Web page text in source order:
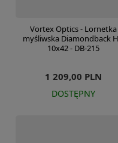
Vortex Optics - Lornetka
myśliwska Diamondback
10x42 - DB-215
1 209,00 PLN
DOSTĘPNY